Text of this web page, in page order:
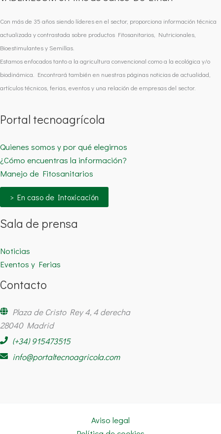
Con más de 35 años siendo líderes en el sector, proporciona información técnica
actualizada y contrastada sobre productos Fitosanitarios, Nutricionales,
Bioestimulantes y Semillas.
Estamos enfocados tanto a la agricultura convencional como a la ecológica y/o
biodinámica. Encontrará también en nuestras páginas noticias de actualidad,
artículos técnicos, ferias, eventos y una relación de empresas del sector.
Portal tecnoagrícola
Quienes somos y por qué elegirnos
¿Cómo encuentras la información?
Manejo de Fitosanitarios
> En caso de Intoxicación
Sala de prensa
Noticias
Eventos y Ferias
Contacto
Plaza de Cristo Rey 4, 4 derecha
28040 Madrid
(+34) 915473515
info@portaltecnoagricola.com
Aviso legal